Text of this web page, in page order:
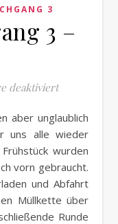
3
3 –
deaktiviertfür 2019 –
uns alle wieder
wurden
vorn gebraucht.
und Abfahrt
Müllkette über
Runde